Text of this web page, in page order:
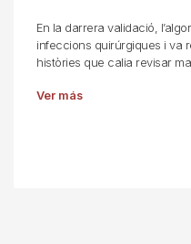
En la darrera validació,
infeccions quirúrgiques i va
històries que calia revisar
Ver más